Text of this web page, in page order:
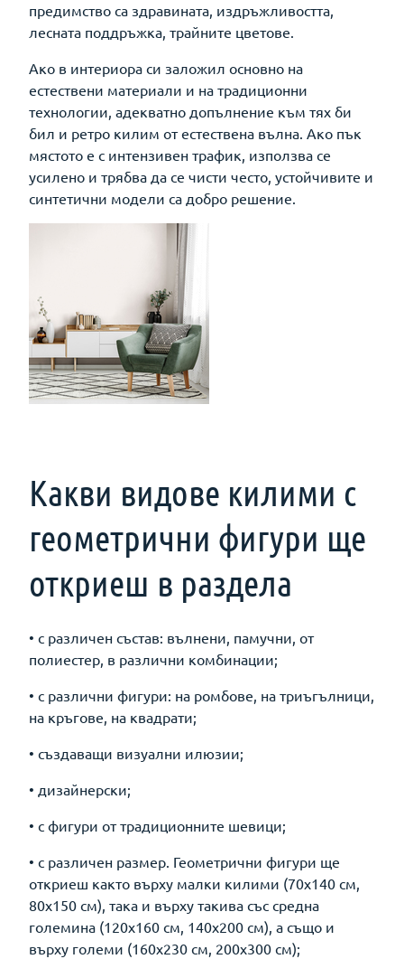
предимство са здравината, издръжливостта,
лесната поддръжка, трайните цветове.
Ако в интериора си заложил основно на
естествени материали и на традиционни
технологии, адекватно допълнение към тях би
бил и ретро килим от естествена вълна. Ако пък
мястото е с интензивен трафик, използва се
усилено и трябва да се чисти често, устойчивите и
синтетични модели са добро решение.
Какви видове килими с
геометрични фигури ще
откриеш в раздела
• с различен състав: вълнени, памучни, от
полиестер, в различни комбинации;
• с различни фигури: на ромбове, на триъгълници,
на кръгове, на квадрати;
• създаващи визуални илюзии;
• дизайнерски;
• с фигури от традиционните шевици;
• с различен размер. Геометрични фигури ще
откриеш както върху малки килими (70х140 см,
80х150 см), така и върху такива със средна
големина (120х160 см, 140х200 см), а също и
върху големи (160х230 см, 200х300 см);